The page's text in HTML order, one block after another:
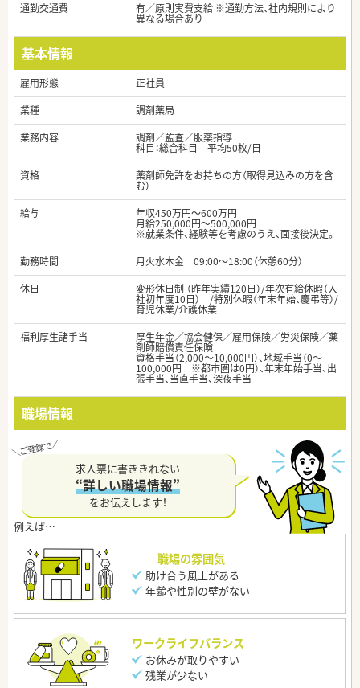
通勤交通費
有／原則実費支給 ※通勤方法、社内規則により
異なる場合あり
基本情報
雇用形態
正社員
業種
調剤薬局
業務内容
調剤／監査／服薬指導
科目：総合科目 平均50枚/日
資格
薬剤師免許をお持ちの方（取得見込みの方を含
む）
給与
年収450万円～600万円
月給250,000円～500,000円
※就業条件、経験等を考慮のうえ、面接後決定。
勤務時間
月火水木金 09:00〜18:00（休憩60分）
休日
変形休日制 （昨年実績120日）/年次有給休暇（入
社初年度10日） /特別休暇（年末年始、慶弔等）/
育児休業/介護休業
福利厚生諸手当
厚生年金／協会健保／雇用保険／労災保険／薬
剤師賠償責任保険
資格手当（2,000～10,000円）、地域手当（0～
100,000円 ※都市圏は0円）、年末年始手当、出
張手当、当直手当、深夜手当
職場情報
求人票に書ききれない
“詳しい職場情報”
をお伝えします！
職場の雰囲気
助け合う風土がある
年齢や性別の壁がない
ワークライフバランス
お休みが取りやすい
残業が少ない